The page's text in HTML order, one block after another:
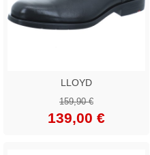
LLOYD
159,90 €
139,00 €